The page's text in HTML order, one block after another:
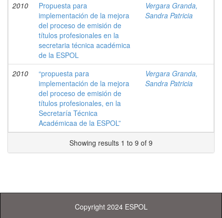
2010
Propuesta para
implementación de la mejora
del proceso de emisión de
títulos profesionales en la
secretaria técnica académica
de la ESPOL
Vergara Granda,
Sandra Patricia
2010
“propuesta para
implementación de la mejora
del proceso de emisión de
títulos profesionales, en la
Secretaría Técnica
Académicaa de la ESPOL”
Vergara Granda,
Sandra Patricia
Showing results 1 to 9 of 9
Copyright 2024 ESPOL